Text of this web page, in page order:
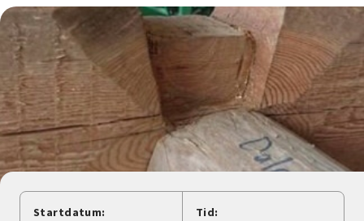
Om SV
Starta studiecirkel
Cirkelledare
Nyheter
Avdelningar
Startdatum: Tid: